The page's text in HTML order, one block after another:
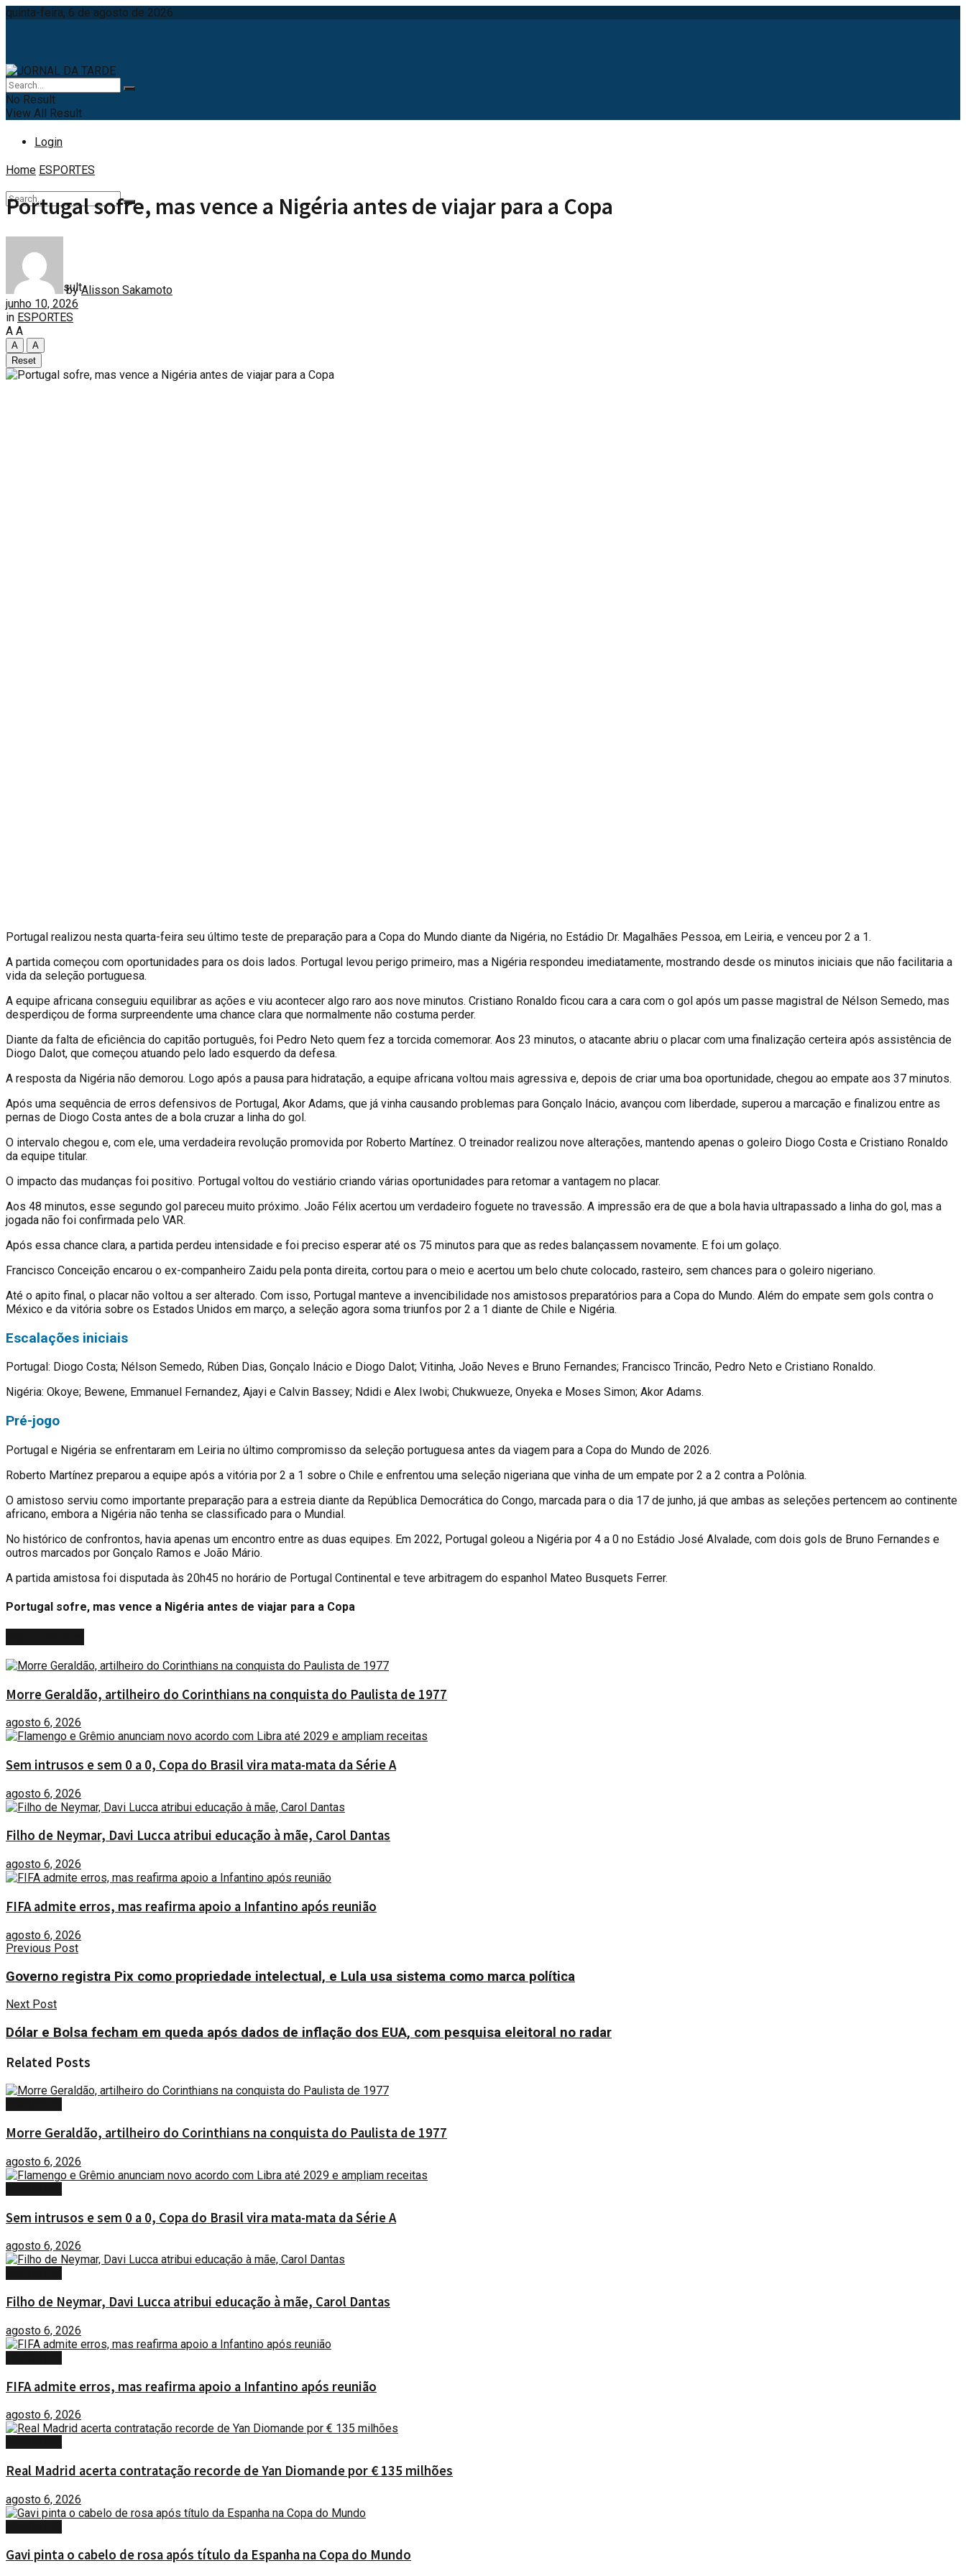
quinta-feira, 6 de agosto de 2026
Login
View All Result
No Result
View All Result
Home ESPORTES
Portugal sofre, mas vence a Nigéria antes de viajar para a Copa
by Alisson Sakamoto
junho 10, 2026
in ESPORTES
A A
A
A
Reset
Portugal realizou nesta quarta-feira seu último teste de preparação para a Copa do Mundo diante da Nigéria, no Estádio Dr. Magalhães Pessoa, em Leiria, e venceu por 2 a 1.
A partida começou com oportunidades para os dois lados. Portugal levou perigo primeiro, mas a Nigéria respondeu imediatamente, mostrando desde os minutos iniciais que não facilitaria a
vida da seleção portuguesa.
A equipe africana conseguiu equilibrar as ações e viu acontecer algo raro aos nove minutos. Cristiano Ronaldo ficou cara a cara com o gol após um passe magistral de Nélson Semedo, mas
desperdiçou de forma surpreendente uma chance clara que normalmente não costuma perder.
Diante da falta de eficiência do capitão português, foi Pedro Neto quem fez a torcida comemorar. Aos 23 minutos, o atacante abriu o placar com uma finalização certeira após assistência de
Diogo Dalot, que começou atuando pelo lado esquerdo da defesa.
A resposta da Nigéria não demorou. Logo após a pausa para hidratação, a equipe africana voltou mais agressiva e, depois de criar uma boa oportunidade, chegou ao empate aos 37 minutos.
Após uma sequência de erros defensivos de Portugal, Akor Adams, que já vinha causando problemas para Gonçalo Inácio, avançou com liberdade, superou a marcação e finalizou entre as
pernas de Diogo Costa antes de a bola cruzar a linha do gol.
O intervalo chegou e, com ele, uma verdadeira revolução promovida por Roberto Martínez. O treinador realizou nove alterações, mantendo apenas o goleiro Diogo Costa e Cristiano Ronaldo
da equipe titular.
O impacto das mudanças foi positivo. Portugal voltou do vestiário criando várias oportunidades para retomar a vantagem no placar.
Aos 48 minutos, esse segundo gol pareceu muito próximo. João Félix acertou um verdadeiro foguete no travessão. A impressão era de que a bola havia ultrapassado a linha do gol, mas a
jogada não foi confirmada pelo VAR.
Após essa chance clara, a partida perdeu intensidade e foi preciso esperar até os 75 minutos para que as redes balançassem novamente. E foi um golaço.
Francisco Conceição encarou o ex-companheiro Zaidu pela ponta direita, cortou para o meio e acertou um belo chute colocado, rasteiro, sem chances para o goleiro nigeriano.
Até o apito final, o placar não voltou a ser alterado. Com isso, Portugal manteve a invencibilidade nos amistosos preparatórios para a Copa do Mundo. Além do empate sem gols contra o
México e da vitória sobre os Estados Unidos em março, a seleção agora soma triunfos por 2 a 1 diante de Chile e Nigéria.
Escalações iniciais
Portugal: Diogo Costa; Nélson Semedo, Rúben Dias, Gonçalo Inácio e Diogo Dalot; Vitinha, João Neves e Bruno Fernandes; Francisco Trincão, Pedro Neto e Cristiano Ronaldo.
Nigéria: Okoye; Bewene, Emmanuel Fernandez, Ajayi e Calvin Bassey; Ndidi e Alex Iwobi; Chukwueze, Onyeka e Moses Simon; Akor Adams.
Pré-jogo
Portugal e Nigéria se enfrentaram em Leiria no último compromisso da seleção portuguesa antes da viagem para a Copa do Mundo de 2026.
Roberto Martínez preparou a equipe após a vitória por 2 a 1 sobre o Chile e enfrentou uma seleção nigeriana que vinha de um empate por 2 a 2 contra a Polônia.
O amistoso serviu como importante preparação para a estreia diante da República Democrática do Congo, marcada para o dia 17 de junho, já que ambas as seleções pertencem ao continente
africano, embora a Nigéria não tenha se classificado para o Mundial.
No histórico de confrontos, havia apenas um encontro entre as duas equipes. Em 2022, Portugal goleou a Nigéria por 4 a 0 no Estádio José Alvalade, com dois gols de Bruno Fernandes e
outros marcados por Gonçalo Ramos e João Mário.
A partida amistosa foi disputada às 20h45 no horário de Portugal Continental e teve arbitragem do espanhol Mateo Busquets Ferrer.
Portugal sofre, mas vence a Nigéria antes de viajar para a Copa
Morre Geraldão, artilheiro do Corinthians na conquista do Paulista de 1977
agosto 6, 2026
Sem intrusos e sem 0 a 0, Copa do Brasil vira mata-mata da Série A
agosto 6, 2026
Filho de Neymar, Davi Lucca atribui educação à mãe, Carol Dantas
agosto 6, 2026
FIFA admite erros, mas reafirma apoio a Infantino após reunião
agosto 6, 2026
Previous Post
Governo registra Pix como propriedade intelectual, e Lula usa sistema como marca política
Next Post
Dólar e Bolsa fecham em queda após dados de inflação dos EUA, com pesquisa eleitoral no radar
Related Posts
Morre Geraldão, artilheiro do Corinthians na conquista do Paulista de 1977
agosto 6, 2026
Sem intrusos e sem 0 a 0, Copa do Brasil vira mata-mata da Série A
agosto 6, 2026
Filho de Neymar, Davi Lucca atribui educação à mãe, Carol Dantas
agosto 6, 2026
FIFA admite erros, mas reafirma apoio a Infantino após reunião
agosto 6, 2026
Real Madrid acerta contratação recorde de Yan Diomande por € 135 milhões
agosto 6, 2026
Gavi pinta o cabelo de rosa após título da Espanha na Copa do Mundo